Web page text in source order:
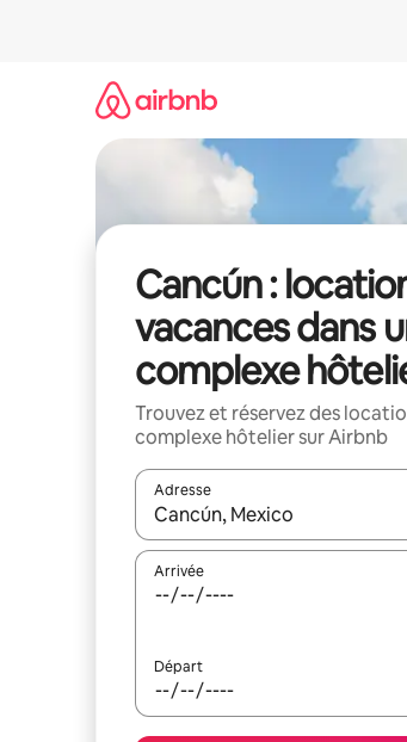
Cancún :
vacances dans
complexe
Trouvez et réservez des
complexe hôtelier sur Airbnb
Adresse
Lorsque les résultats s'affichent,
Arrivée
Départ